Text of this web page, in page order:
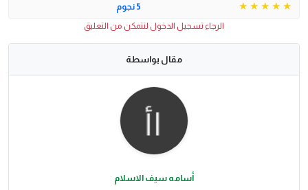
5 نجوم
الرجاء تسجيل الدخول لتتمكن من التعليق
مقال بواسطة
أسامه سيف الاسلام